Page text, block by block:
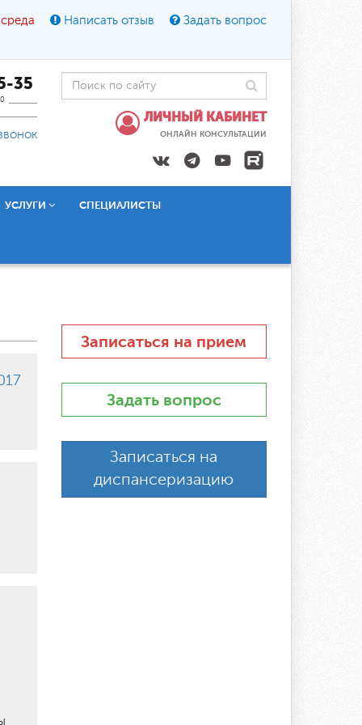
Написать отзыв Задать вопрос
35
ЛИЧНЫЙ КАБИНЕТ
ОНЛАЙН КОНСУЛЬТАЦИИ
УСЛУГИ СПЕЦИАЛИСТЫ
Записаться на прием
Задать вопрос
Записаться на
диспансеризацию